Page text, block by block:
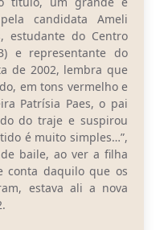
candidata Ameli
estudante do Centro
e representante do
de 2002, lembra que
em tons vermelho e
Patrísia Paes, o pai
do traje e suspirou
é muito simples…”,
baile, ao ver a filha
conta daquilo que os
estava ali a nova